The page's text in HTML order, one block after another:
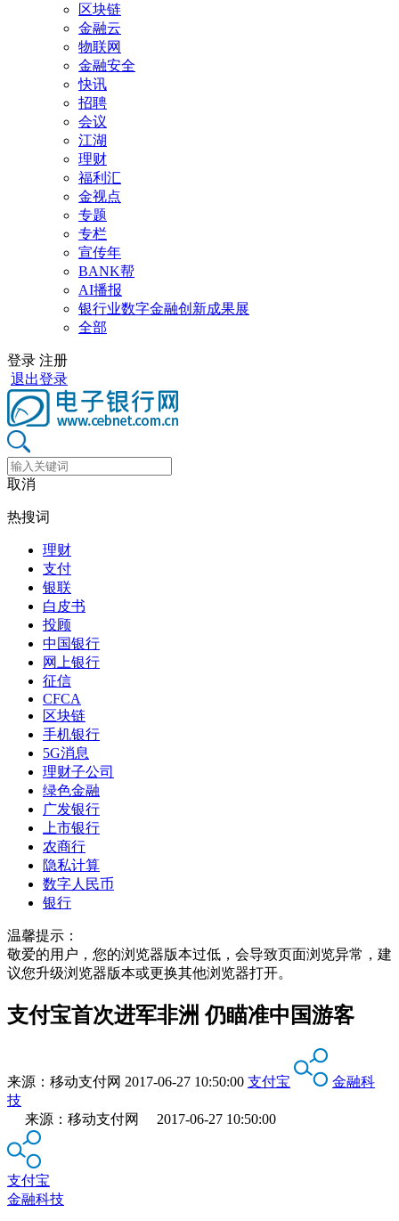
区块链
金融云
物联网
金融安全
快讯
招聘
会议
江湖
理财
福利汇
金视点
专题
专栏
宣传年
BANK帮
AI播报
银行业数字金融创新成果展
全部
登录 注册
退出登录
取消
热搜词
理财
支付
银联
白皮书
投顾
中国银行
网上银行
征信
CFCA
区块链
手机银行
5G消息
理财子公司
绿色金融
广发银行
上市银行
农商行
隐私计算
数字人民币
银行
温馨提示：
敬爱的用户，您的浏览器版本过低，会导致页面浏览异常，建
议您升级浏览器版本或更换其他浏览器打开。
支付宝首次进军非洲 仍瞄准中国游客
来源： 移动支付网 2017-06-27 10:50:00 支付宝
金融科
技
来源：移动支付网 2017-06-27 10:50:00
支付宝
金融科技